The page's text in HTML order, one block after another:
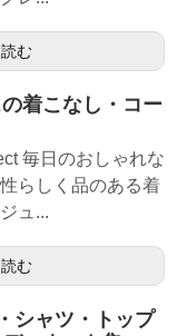
む
着こなし・コー
毎日のおしゃれな
らしく品のある着
ュ...
む
シャツ・トップ